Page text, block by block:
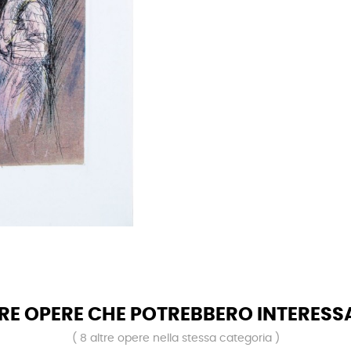
OPERE CHE POTREBBERO
( 8 altre opere nella stessa categoria )